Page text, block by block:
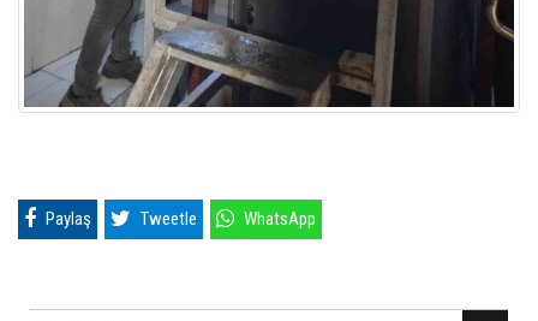
Paylaş Tweetle WhatsApp